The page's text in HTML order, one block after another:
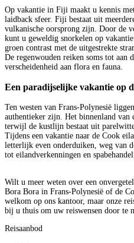
Op vakantie in Fiji maakt u kennis
laidback sfeer. Fiji bestaat uit
vulkanische oorsprong zijn. Door de
kunt u geweldig snorkelen op
groen contrast met de uitgestrekte
De regenwouden reiken soms tot aan
verscheidenheid aan flora en fauna.
Een paradijselijke vakantie op
Ten westen van Frans-Polynesië
authentieker zijn. Het binnenland van
terwijl de kustlijn bestaat uit
Tijdens een vakantie naar de Cook
letterlijk even onderduiken, weg van
tot eilandverkenningen en
Wilt u meer weten over een
Bora Bora in Frans-Polynesië of de
welkom op ons kantoor, maar onze
bij u thuis om uw reiswensen door te
Reisaanbod